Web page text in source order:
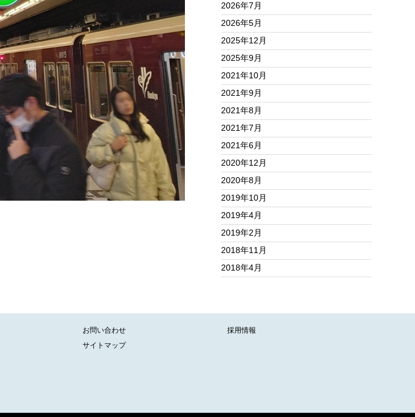
2026年7月
2026年5月
2025年12月
2025年9月
2021年10月
2021年9月
2021年8月
2021年7月
2021年6月
2020年12月
2020年8月
2019年10月
2019年4月
2019年2月
2018年11月
2018年4月
お問い合わせ
サイトマップ
採用情報